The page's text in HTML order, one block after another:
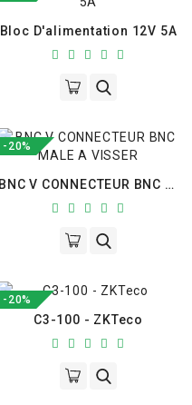
Bloc D'alimentation 12V 5A
-20%
BNC V CONNECTEUR BNC MALE A VISSER
-20%
C3-100 - ZKTeco